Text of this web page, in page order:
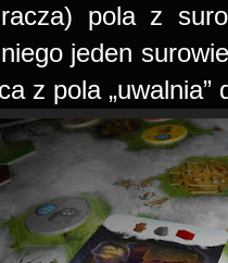
pola z
jeden
z pola „uwalnia”